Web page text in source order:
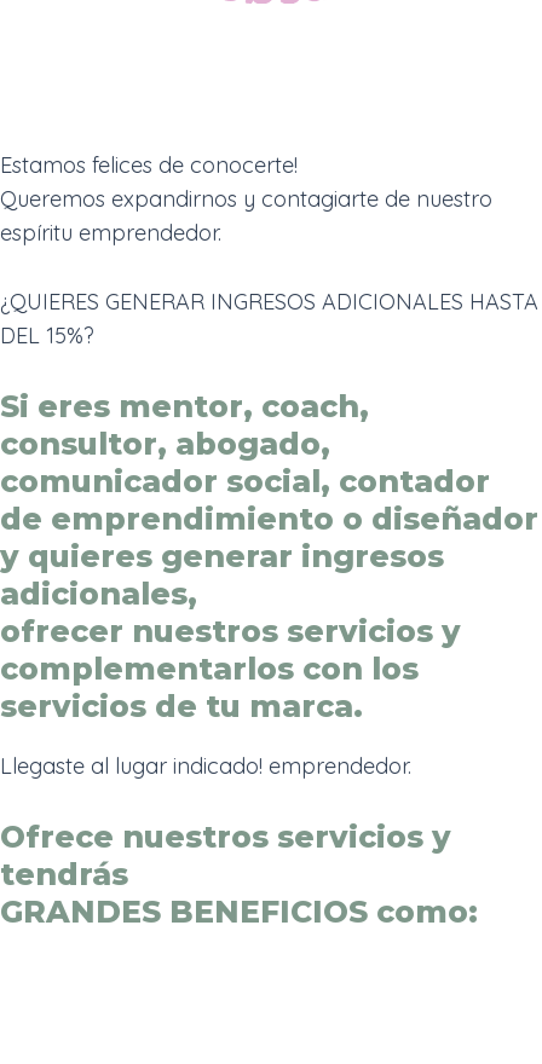
Estamos felices de conocerte!
Queremos expandirnos y contagiarte de nuestro
espíritu emprendedor.
¿QUIERES GENERAR INGRESOS ADICIONALES HASTA
DEL 15%?
Si eres mentor, coach,
consultor, abogado,
comunicador social, contador
de emprendimiento o diseñador
y quieres generar ingresos
adicionales,
ofrecer nuestros servicios y
complementarlos con los
servicios de tu marca.
Llegaste al lugar indicado! emprendedor.
Ofrece nuestros servicios y
tendrás
GRANDES BENEFICIOS como: